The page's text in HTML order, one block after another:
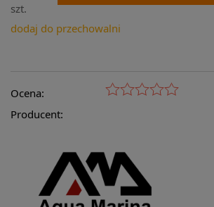
szt.
dodaj do przechowalni
Ocena:
Producent: